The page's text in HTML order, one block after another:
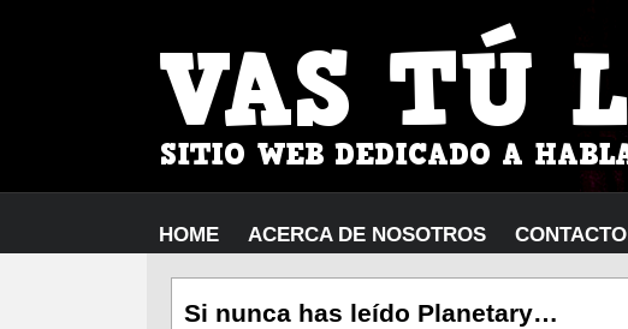
HOME ACERCA DE NOSOTROS CONTACTO
Si nunca has leído Planetary…